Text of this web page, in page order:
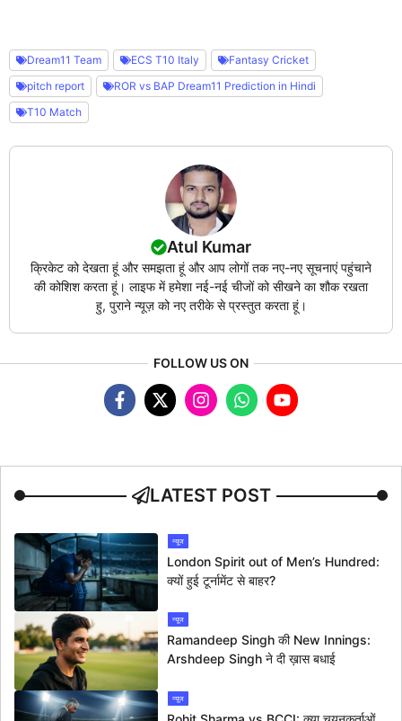
Dream11 Team ECS T10 Italy
Fantasy Cricket
pitch report
ROR vs BAP Dream11 Prediction in Hindi
T10 Match
Atul Kumar
क्रिकेट को देखता हूं और समझता हूं और आप लोगों तक नए-नए सूचनाएं पहुंचाने
की कोशिश करता हूं। लाइफ में हमेशा नई-नई चीजों को सीखने का शौक रखता
हु, पुराने न्यूज़ को नए तरीके से प्रस्तुत करता हूं।
FOLLOW US ON
LATEST POST
न्यूज
London Spirit out of Men’s Hundred:
क्यों हुई टूर्नामेंट से बाहर?
न्यूज
Ramandeep Singh की New Innings:
Arshdeep Singh ने दी ख़ास बधाई
न्यूज